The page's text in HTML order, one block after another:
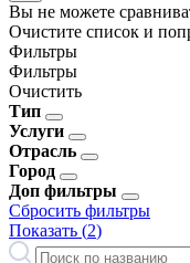
Вы не можете
Очистите список и
Фильтры
Фильтры
Очистить
Тип
Услуги
Отрасль
Город
Доп фильтры
Сбросить фильтры
Показать (2)